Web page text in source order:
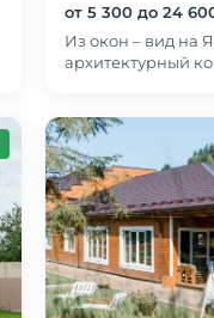
от 5 300 до 24
Из окон – вид на
архитектурный